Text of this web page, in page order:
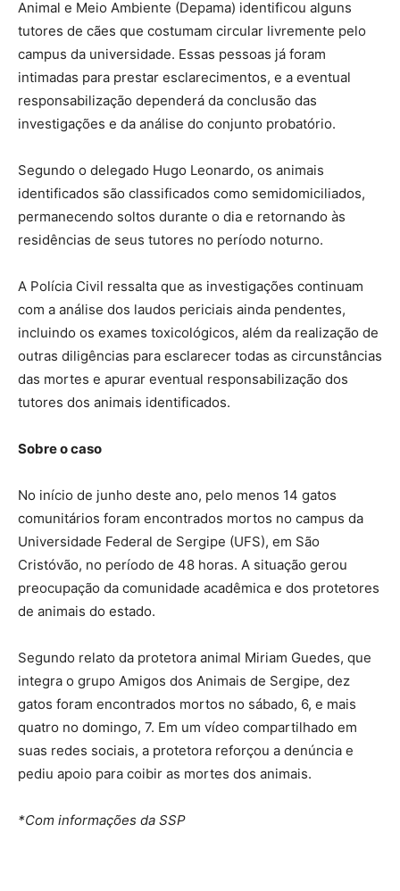
Animal e Meio Ambiente (Depama) identificou alguns
tutores de cães que costumam circular livremente pelo
campus da universidade. Essas pessoas já foram
intimadas para prestar esclarecimentos, e a eventual
responsabilização dependerá da conclusão das
investigações e da análise do conjunto probatório.
Segundo o delegado Hugo Leonardo, os animais
identificados são classificados como semidomiciliados,
permanecendo soltos durante o dia e retornando às
residências de seus tutores no período noturno.
A Polícia Civil ressalta que as investigações continuam
com a análise dos laudos periciais ainda pendentes,
incluindo os exames toxicológicos, além da realização de
outras diligências para esclarecer todas as circunstâncias
das mortes e apurar eventual responsabilização dos
tutores dos animais identificados.
Sobre o caso
No início de junho deste ano, pelo menos 14 gatos
comunitários foram encontrados mortos no campus da
Universidade Federal de Sergipe (UFS), em São
Cristóvão, no período de 48 horas. A situação gerou
preocupação da comunidade acadêmica e dos protetores
de animais do estado.
Segundo relato da protetora animal Miriam Guedes, que
integra o grupo Amigos dos Animais de Sergipe, dez
gatos foram encontrados mortos no sábado, 6, e mais
quatro no domingo, 7. Em um vídeo compartilhado em
suas redes sociais, a protetora reforçou a denúncia e
pediu apoio para coibir as mortes dos animais.
*Com informações da SSP